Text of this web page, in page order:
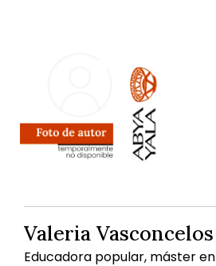
Valeria Vasconcelos
Educadora popular, máster en